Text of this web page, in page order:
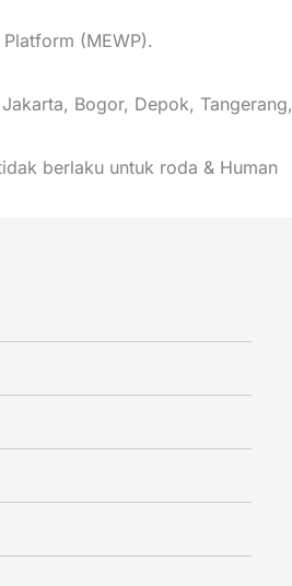
(MEWP).
Bogor, Depok, Tangerang,
berlaku untuk roda & Human